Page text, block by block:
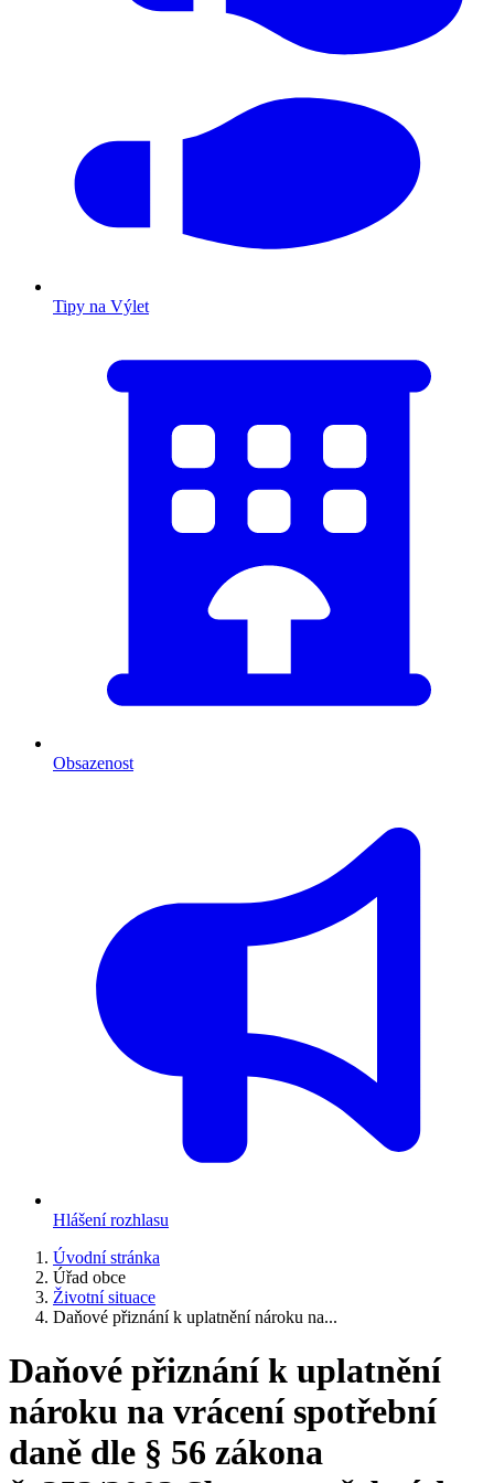
Tipy na Výlet
Obsazenost
Hlášení rozhlasu
Úvodní stránka
Úřad obce
Životní situace
Daňové přiznání k uplatnění nároku na...
Daňové přiznání k uplatnění
nároku na vrácení spotřební
daně dle § 56 zákona